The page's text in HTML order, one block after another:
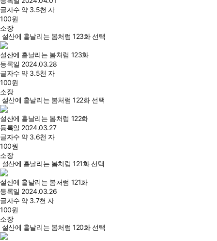
글자수 약 3.5천 자
100원
소장
설산에 흩날리는 봄처럼 123화 선택
설산에 흩날리는 봄처럼 123화
등록일 2024.03.28
글자수 약 3.5천 자
100원
소장
설산에 흩날리는 봄처럼 122화 선택
설산에 흩날리는 봄처럼 122화
등록일 2024.03.27
글자수 약 3.6천 자
100원
소장
설산에 흩날리는 봄처럼 121화 선택
설산에 흩날리는 봄처럼 121화
등록일 2024.03.26
글자수 약 3.7천 자
100원
소장
설산에 흩날리는 봄처럼 120화 선택